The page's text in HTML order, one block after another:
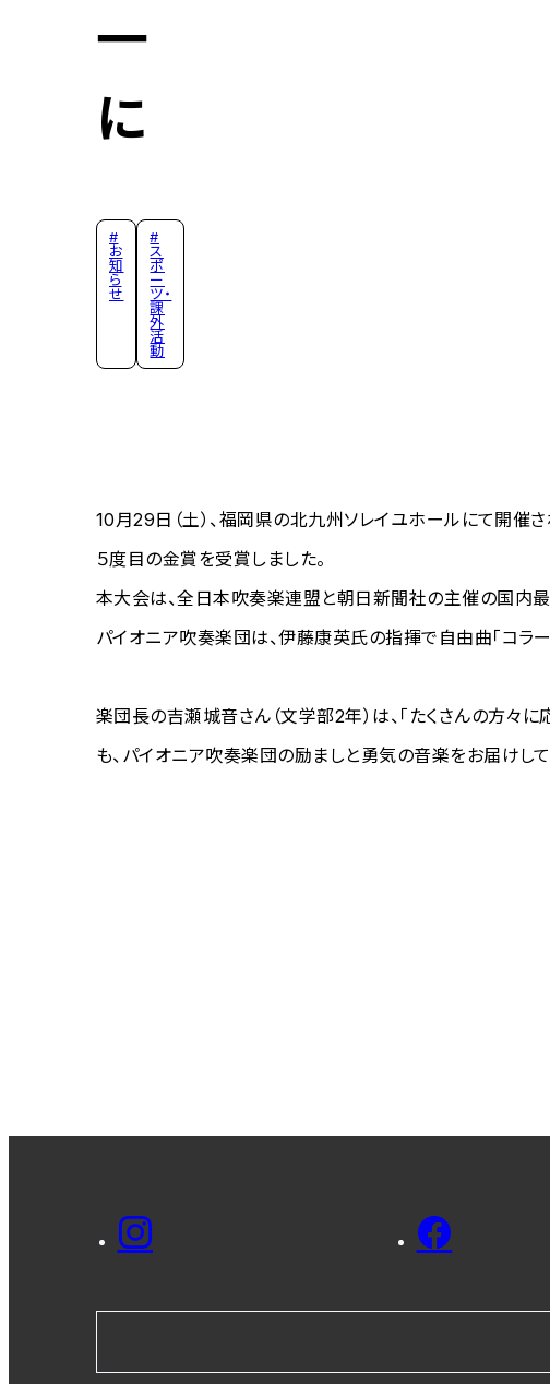
一
に
#
お
知
ら
せ
#
ス
ポ
ー
ツ・
課
外
活
動
10月29日（土）、福岡県の北九州ソレイユホールにて開催
５度目の金賞を受賞しました。
本大会は、全日本吹奏楽連盟と朝日新聞社の主催の国内
パイオニア吹奏楽団は、伊藤康英氏の指揮で自由曲「コラー
楽団長の吉瀬城音さん（文学部2年）は、「たくさんの方々
も、パイオニア吹奏楽団の励ましと勇気の音楽をお届けして